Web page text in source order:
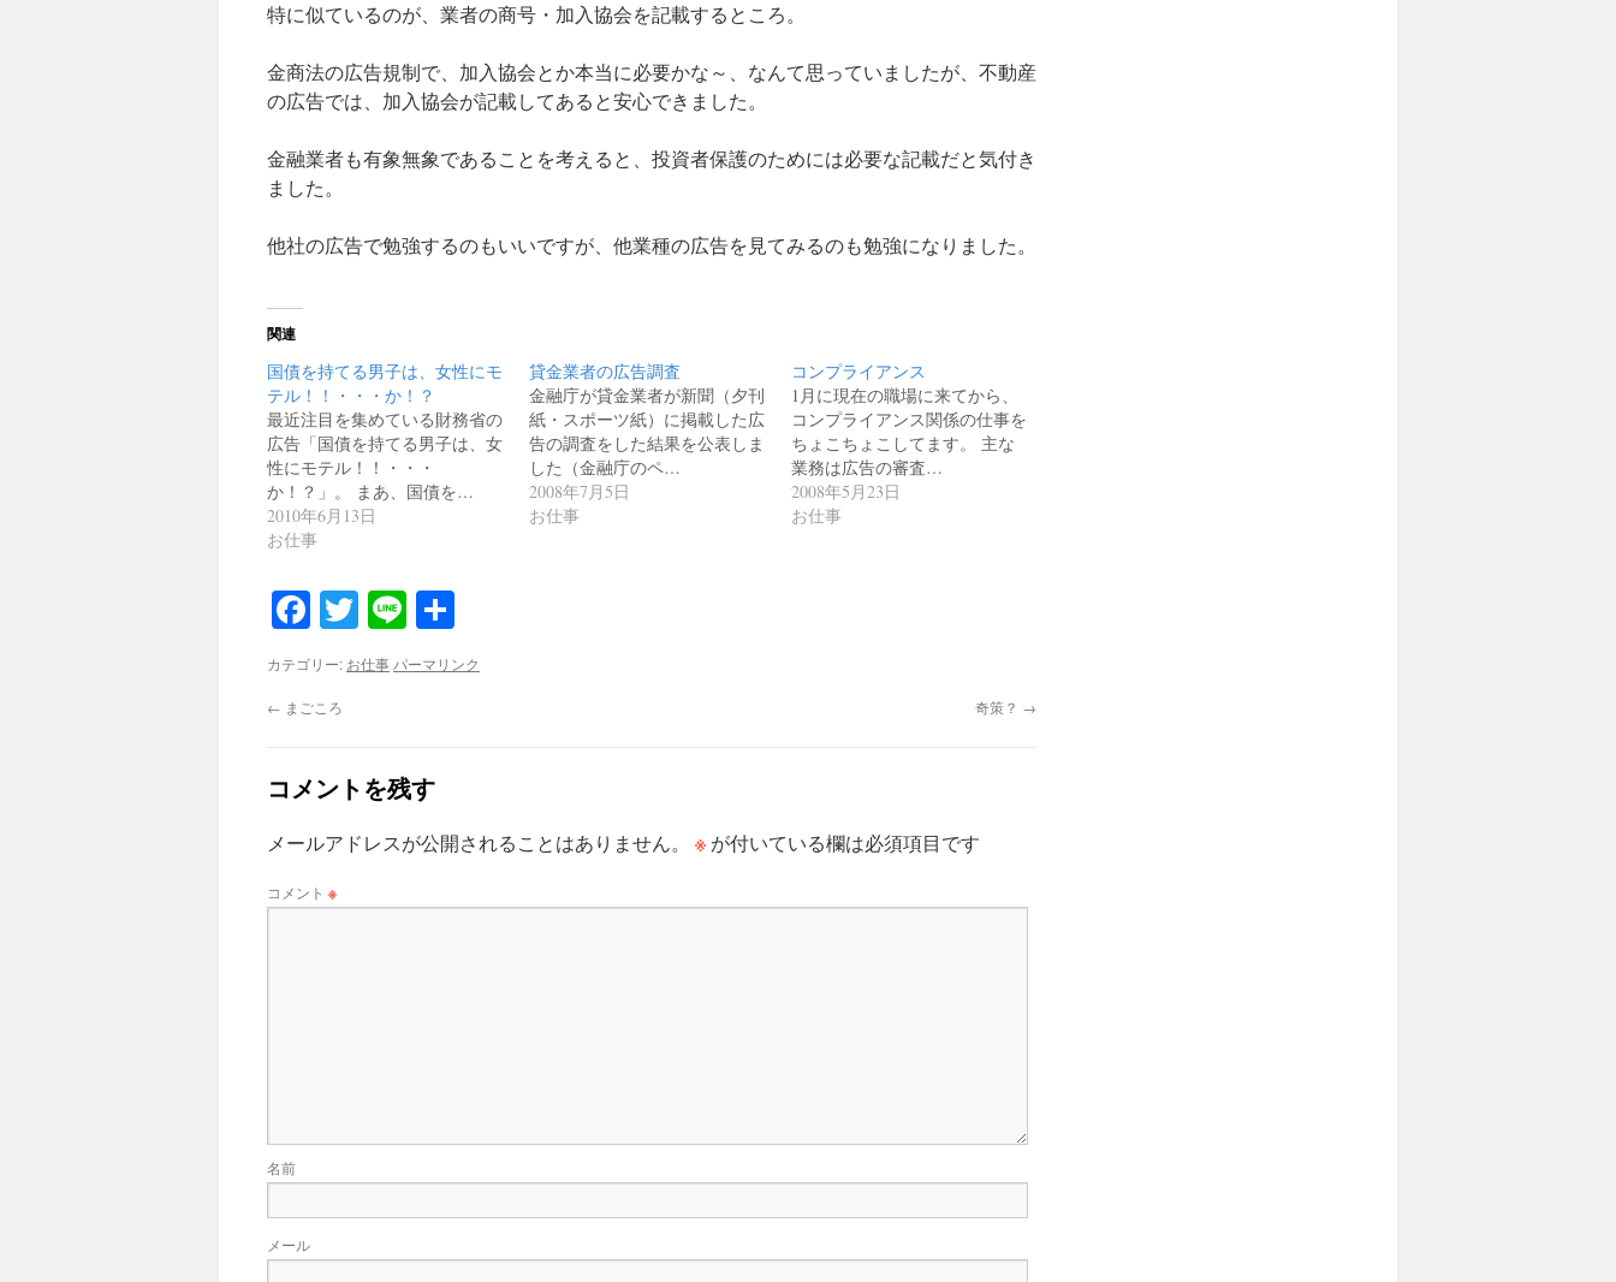
特に似ているのが、業者の商号・加入協会を記載するところ。
金商法の広告規制で、加入協会とか本当に必要かな～、なんて思っていましたが、不動産
の広告では、加入協会が記載してあると安心できました。
金融業者も有象無象であることを考えると、投資者保護のためには必要な記載だと気付き
ました。
他社の広告で勉強するのもいいですが、他業種の広告を見てみるのも勉強になりました。
関連
国債を持てる男子は、女性にモ
テル！！・・・か！？
最近注目を集めている財務省の
広告「国債を持てる男子は、女
性にモテル！！・・・
か！？」。 まあ、国債を…
2010年6月13日
お仕事
貸金業者の広告調査
金融庁が貸金業者が新聞（夕刊
紙・スポーツ紙）に掲載した広
告の調査をした結果を公表しま
した（金融庁のペ…
2008年7月5日
お仕事
コンプライアンス
1月に現在の職場に来てから、
コンプライアンス関係の仕事を
ちょこちょこしてます。 主な
業務は広告の審査…
2008年5月23日
お仕事
Facebook
Twitter
Line
有
カテゴリー: お仕事パーマリンク
← まごころ 奇策？ →
コメントを残す
メールアドレスが公開されることはありません。 ※ が付いている欄は必須項目です
コメント ※
名前
メール